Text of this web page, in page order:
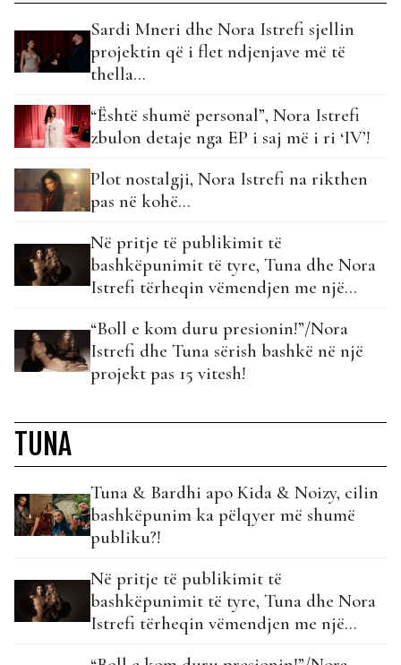
Sardi Mneri dhe Nora Istrefi sjellin
projektin që i flet ndjenjave më të
thella…
“Është shumë personal”, Nora Istrefi
zbulon detaje nga EP i saj më i ri ‘IV’!
Plot nostalgji, Nora Istrefi na rikthen
pas në kohë…
Në pritje të publikimit të
bashkëpunimit të tyre, Tuna dhe Nora
Istrefi tërheqin vëmendjen me një
“Boll e kom duru presionin!”/Nora
Istrefi dhe Tuna sërish bashkë në një
projekt pas 15 vitesh!
TUNA
Tuna & Bardhi apo Kida & Noizy, cilin
bashkëpunim ka pëlqyer më shumë
publiku?!
Në pritje të publikimit të
bashkëpunimit të tyre, Tuna dhe Nora
Istrefi tërheqin vëmendjen me një